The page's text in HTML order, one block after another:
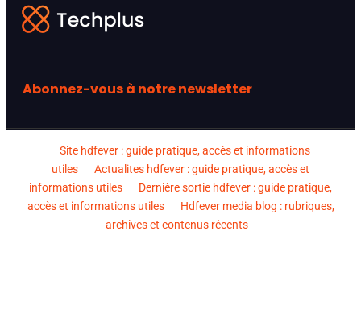
Abonnez-vous à notre newsletter
Site hdfever : guide pratique, accès et informations
utiles
Actualites hdfever : guide pratique, accès et
informations utiles
Dernière sortie hdfever : guide pratique,
accès et informations utiles
Hdfever media blog : rubriques,
archives et contenus récents